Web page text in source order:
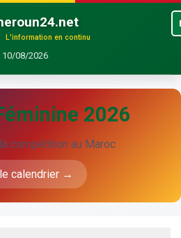
L'information en continu
10/08/2026
2026
compétition au Maroc
calendrier →